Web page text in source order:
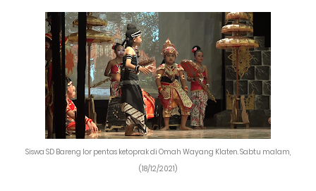
Siswa SD Bareng lor pentas ketoprak di Omah Wayang Klaten. Sabtu malam,
(18/12/2021)